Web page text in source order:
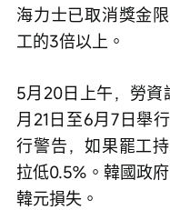
海力士已取消獎金
工的3倍以上。
5月20日上午，勞資
月21日至6月7日舉
行警告，如果罷工
拉低0.5%。韓國政
韓元損失。